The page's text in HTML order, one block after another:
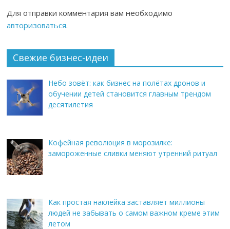
Для отправки комментария вам необходимо
авторизоваться.
Свежие бизнес-идеи
Небо зовёт: как бизнес на полётах дронов и
обучении детей становится главным трендом
десятилетия
Кофейная революция в морозилке:
замороженные сливки меняют утренний ритуал
Как простая наклейка заставляет миллионы
людей не забывать о самом важном креме этим
летом